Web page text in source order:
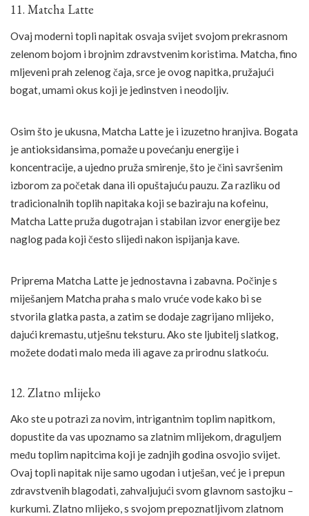
11. Matcha Latte
Ovaj moderni topli napitak osvaja svijet svojom prekrasnom
zelenom bojom i brojnim zdravstvenim koristima. Matcha, fino
mljeveni prah zelenog čaja, srce je ovog napitka, pružajući
bogat, umami okus koji je jedinstven i neodoljiv.
Osim što je ukusna, Matcha Latte je i izuzetno hranjiva. Bogata
je antioksidansima, pomaže u povećanju energije i
koncentracije, a ujedno pruža smirenje, što je čini savršenim
izborom za početak dana ili opuštajuću pauzu. Za razliku od
tradicionalnih toplih napitaka koji se baziraju na kofeinu,
Matcha Latte pruža dugotrajan i stabilan izvor energije bez
naglog pada koji često slijedi nakon ispijanja kave.
Priprema Matcha Latte je jednostavna i zabavna. Počinje s
miješanjem Matcha praha s malo vruće vode kako bi se
stvorila glatka pasta, a zatim se dodaje zagrijano mlijeko,
dajući kremastu, utješnu teksturu. Ako ste ljubitelj slatkog,
možete dodati malo meda ili agave za prirodnu slatkoću.
12. Zlatno mlijeko
Ako ste u potrazi za novim, intrigantnim toplim napitkom,
dopustite da vas upoznamo sa zlatnim mlijekom, draguljem
među toplim napitcima koji je zadnjih godina osvojio svijet.
Ovaj topli napitak nije samo ugodan i utješan, već je i prepun
zdravstvenih blagodati, zahvaljujući svom glavnom sastojku –
kurkumi. Zlatno mlijeko, s svojom prepoznatljivom zlatnom